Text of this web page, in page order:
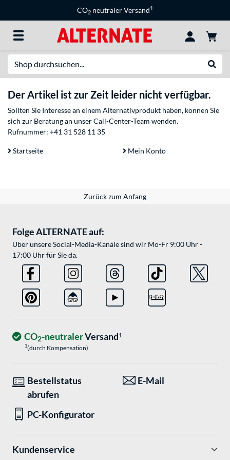
CO2 neutraler Versand1
Der Artikel ist zur Zeit leider nicht verfügbar.
Sollten Sie Interesse an einem Alternativprodukt haben, können Sie
sich zur Beratung an unser Call-Center-Team wenden.
Rufnummer: +41 31 528 11 35
Startseite Mein Konto
Zurück zum Anfang
Folge ALTERNATE auf:
Über unsere Social-Media-Kanäle sind wir Mo-Fr 9:00 Uhr -
17:00 Uhr für Sie da.
CO2-neutralerVersand1
1(durch Kompensation)
Bestellstatus
abrufen
E-Mail
PC-Konfigurator
Kundenservice